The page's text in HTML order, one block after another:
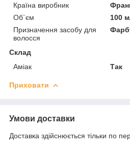
Країна виробник
Об`єм
100
Призначення засобу для
волосся
Склад
Аміак
Так
Приховати
Умови доставки
Доставка здійснюється тільки по